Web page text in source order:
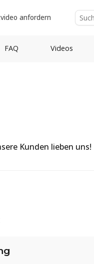
anfordern
FAQ Videos
Kunden lieben uns!